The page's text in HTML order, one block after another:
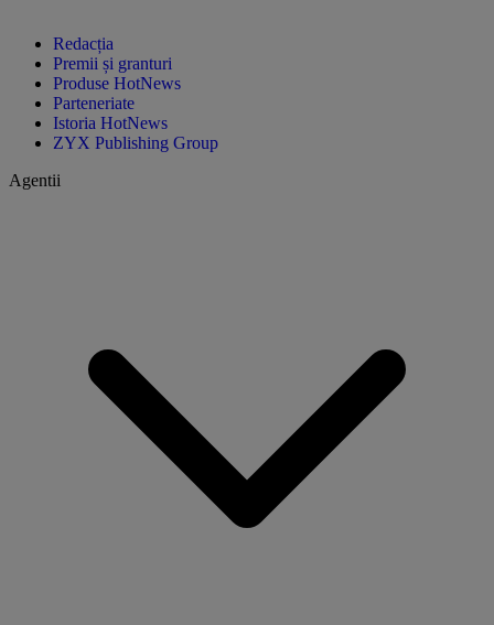
Redacția
Premii și granturi
Produse HotNews
Parteneriate
Istoria HotNews
ZYX Publishing Group
Agentii